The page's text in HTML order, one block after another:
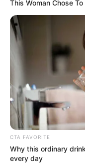
На неодноразові
відмовився надати
огляду, натомість,
проїзду через
посвідчення
організованою
і пасажир. Як
надані документи
Під час
співробітники
«Дякове», у
This Woman Chose
CTA FAVORITE
Why this ordinary
every day